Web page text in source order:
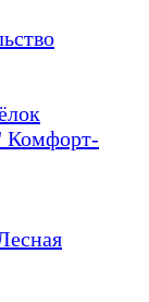
Комфорт-